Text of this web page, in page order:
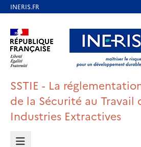
contenu
principal
Aller au contenu Aller au
Aller au pied de page
SSTIE - La
de la Sécurité au Travail
Industries Extractives
MENU